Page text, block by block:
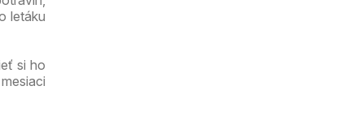
letáku
si ho